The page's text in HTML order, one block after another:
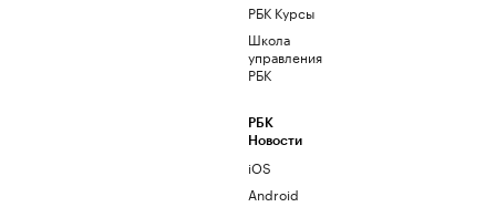
РБК Курсы
Школа
управления
РБК
РБК
Новости
iOS
Android